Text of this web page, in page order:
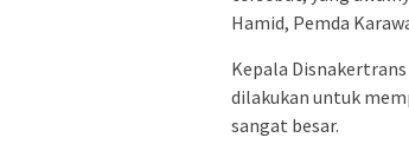
Hamid, Pemda
Kepala
dilakukan untuk
sangat besar.